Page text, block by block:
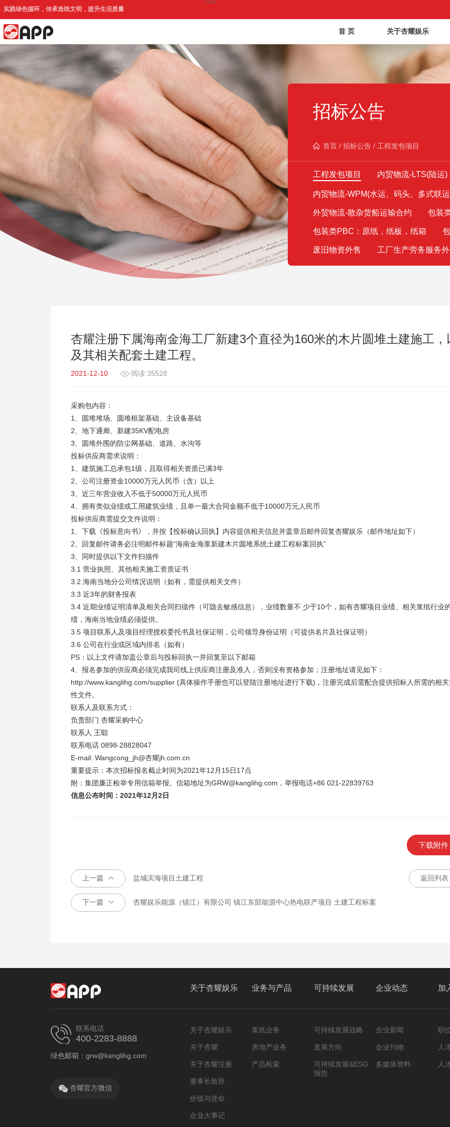
实践绿色循环，传承造纸文明，提升生活质量
印尼官网
关于杏耀娱乐
首 页
招标公告
首页 /招标公告 / 工程发包项目
工程发包项目 内贸物流-LTS(陆运)
内贸物流-WPM(水运、码头、多式联
外贸物流-散杂货船运输合约 包装
包装类PBC：原纸，纸板，纸箱
废旧物资外售 工厂生产劳务服务
杏耀注册下属海南金海工厂新建3个直径为160米的木片圆堆土建施工，
及其相关配套土建工程。
2021-12-10 阅读:35528
采购包内容：
1、圆堆堆场、圆堆框架基础、主设备基础
2、地下通廊、新建35KV配电房
3、圆堆外围的防尘网基础、道路、水沟等
投标供应商需求说明：
1、建筑施工总承包1级，且取得相关资质已满3年
2、公司注册资金10000万元人民币（含）以上
3、近三年营业收入不低于50000万元人民币
4、拥有类似业绩或工用建筑业绩，且单一最大合同金额不低于10000万元人民币
投标供应商需提交文件说明：
1、下载《投标意向书》，并按【投标确认回执】内容提供相关信息并盖章后邮件回复杏耀娱乐（邮件地址如下）
2、回复邮件请务必注明邮件标题“海南金海浆新建木片圆堆系统土建工程标案回执”
3、同时提供以下文件扫描件
3.1 营业执照、其他相关施工资质证书
3.2 海南当地分公司情况说明（如有，需提供相关文件）
3.3 近3年的财务报表
3.4 近期业绩证明清单及相关合同扫描件（可隐去敏感信息），业绩数量不 少于10个，如有杏耀项目业绩、相关浆纸行业
绩，海南当地业绩必须提供。
3.5 项目联系人及项目经理授权委托书及社保证明，公司领导身份证明（可提供名片及社保证明）
3.6 公司在行业或区域内排名（如有）
PS：以上文件请加盖公章后与投标回执一并回复至以下邮箱
4、报名参加的供应商必须完成我司线上供应商注册及准入，否则没有资格参加；注册地址请见如下：
http://www.kanglihg.com/supplier (具体操作手册也可以登陆注册地址进行下载)，注册完成后需配合提供招标人所需的相
性文件。
联系人及联系方式：
负责部门 杏耀采购中心
联系人 王聪
联系电话 0898-28828047
E-mail: Wangcong_jh@杏耀jh.com.cn
重要提示：本次招标报名截止时间为2021年12月15日17点
附：集团廉正检举专用信箱举报。信箱地址为GRW@kanglihg.com，举报电话+86 021-22839763
信息公布时间：2021年12月2日
下载附件
上一篇 盐城滨海项目土建工程
下一篇 杏耀娱乐能源（镇江）有限公司 镇江东部能源中心热电联产项目 土建工程标案
返回列表
联系电话
400-2283-8888
绿色邮箱：grw@kanglihg.com
杏耀官方微信
关于杏耀娱乐
关于杏耀娱乐
关于杏耀
关于杏耀注册
董事长致辞
价值与使命
企业大事记
业务与产品
浆纸业务
房地产业务
产品检索
可持续发展
可持续发展战略
发展方向
可持续发展&ESG
报告
企业动态
企业新闻
企业刊物
多媒体资料
加
职
人
人